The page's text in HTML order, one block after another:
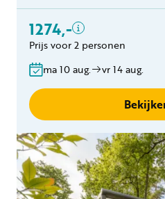
1274,-
binnen
Prijs voor 2 personen
ma 10 aug. vr 14 aug.